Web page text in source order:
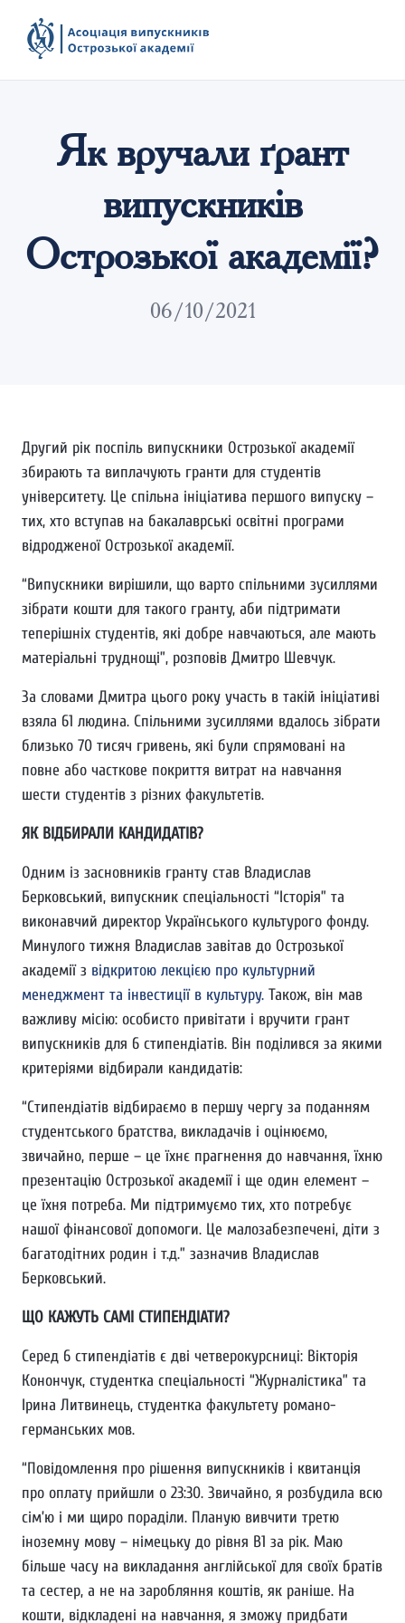
Як вручали ґрант
випускників
Острозької академії?
06/10/2021
Другий рік поспіль випускники Острозької академії
збирають та виплачують гранти для студентів
університету. Це спільна ініціатива першого випуску –
тих, хто вступав на бакалаврські освітні програми
відродженої Острозької академії.
“Випускники вирішили, що варто спільними зусиллями
зібрати кошти для такого гранту, аби підтримати
теперішніх студентів, які добре навчаються, але мають
матеріальні труднощі”, розповів Дмитро Шевчук.
За словами Дмитра цього року участь в такій ініціативі
взяла 61 людина. Спільними зусиллями вдалось зібрати
близько 70 тисяч гривень, які були спрямовані на
повне або часткове покриття витрат на навчання
шести студентів з різних факультетів.
ЯК ВІДБИРАЛИ КАНДИДАТІВ?
Одним із засновників гранту став Владислав
Берковський, випускник спеціальності “Історія” та
виконавчий директор Українського культурого фонду.
Минулого тижня Владислав завітав до Острозької
академії з відкритою лекцією про культурний
менеджмент та інвестиції в культуру. Також, він мав
важливу місію: особисто привітати і вручити грант
випускників для 6 стипендіатів. Він поділився за якими
критеріями відбирали кандидатів:
“Стипендіатів відбираємо в першу чергу за поданням
студентського братства, викладачів і оцінюємо,
звичайно, перше – це їхнє прагнення до навчання, їхню
презентацію Острозької академії і ще один елемент –
це їхня потреба. Ми підтримуємо тих, хто потребує
нашої фінансової допомоги. Це малозабезпечені, діти з
багатодітних родин і т.д.” зазначив Владислав
Берковський.
ЩО КАЖУТЬ САМІ СТИПЕНДІАТИ?
Серед 6 стипендіатів є дві четверокурсниці: Вікторія
Конончук, студентка спеціальності “Журналістика” та
Ірина Литвинець, студентка факультету романо-
германських мов.
“Повідомлення про рішення випускників і квитанція
про оплату прийшли о 23:30. Звичайно, я розбудила всю
сім’ю і ми щиро пораділи. Планую вивчити третю
іноземну мову – німецьку до рівня B1 за рік. Маю
більше часу на викладання англійської для своїх братів
та сестер, а не на заробляння коштів, як раніше. На
кошти, відкладені на навчання, я зможу придбати